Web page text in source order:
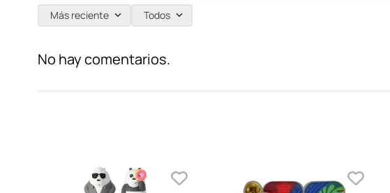
Más reciente Todos
No hay comentarios.